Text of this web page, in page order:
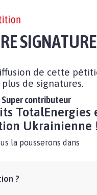
SIGNATURE
de cette
de signatures.
Super contributeur
TotalEnergies
Ukrainienne
la pousserons dans
?